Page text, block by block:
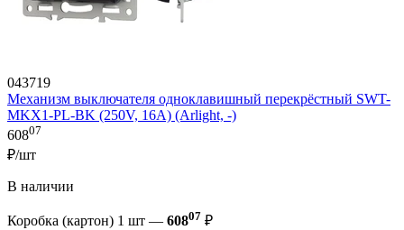
043719
Механизм выключателя одноклавишный перекрёстный SWT-
MKX1-PL-BK (250V, 16A) (Arlight, -)
60807
₽/шт
В наличии
Коробка (картон) 1 шт — 60807 ₽